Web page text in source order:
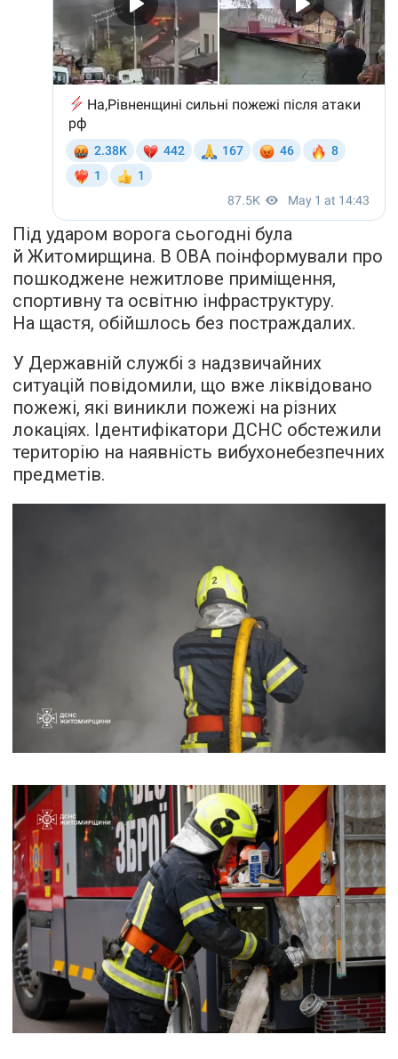
Під ударом ворога сьогодні була
й Житомирщина. В ОВА поінформували про
пошкоджене нежитлове приміщення,
спортивну та освітню інфраструктуру.
На щастя, обійшлось без постраждалих.
У Державній службі з надзвичайних
ситуацій повідомили, що вже ліквідовано
пожежі, які виникли пожежі на різних
локаціях. Ідентифікатори ДСНС обстежили
територію на наявність вибухонебезпечних
предметів.